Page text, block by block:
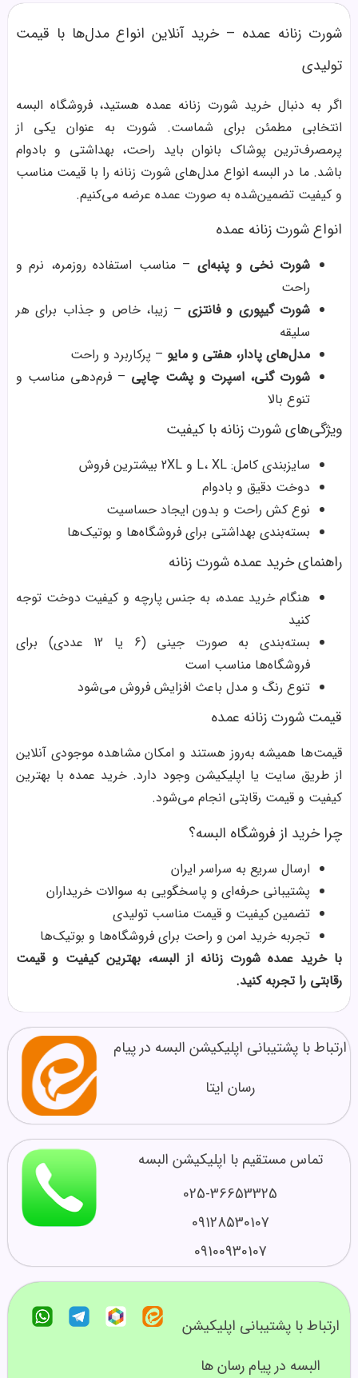
شورت زنانه عمده – خرید آنلاین انواع مدل‌ها با قیمت
تولیدی
اگر به دنبال خرید شورت زنانه عمده هستید، فروشگاه البسه
انتخابی مطمئن برای شماست. شورت به عنوان یکی از
پرمصرف‌ترین پوشاک بانوان باید راحت، بهداشتی و بادوام
باشد. ما در البسه انواع مدل‌های شورت زنانه را با قیمت مناسب
و کیفیت تضمین‌شده به صورت عمده عرضه می‌کنیم.
انواع شورت زنانه عمده
شورت نخی و پنبه‌ای – مناسب استفاده روزمره، نرم و
راحت
شورت گیپوری و فانتزی – زیبا، خاص و جذاب برای هر
سلیقه
مدل‌های پادار، هفتی و مایو – پرکاربرد و راحت
شورت گنی، اسپرت و پشت چاپی – فرم‌دهی مناسب و
تنوع بالا
ویژگی‌های شورت زنانه با کیفیت
سایزبندی کامل: L، XL و 2XL بیشترین فروش
دوخت دقیق و بادوام
نوع کش راحت و بدون ایجاد حساسیت
بسته‌بندی بهداشتی برای فروشگاه‌ها و بوتیک‌ها
راهنمای خرید عمده شورت زنانه
هنگام خرید عمده، به جنس پارچه و کیفیت دوخت توجه
کنید
بسته‌بندی به صورت جینی (6 یا 12 عددی) برای
فروشگاه‌ها مناسب است
تنوع رنگ و مدل باعث افزایش فروش می‌شود
قیمت شورت زنانه عمده
قیمت‌ها همیشه به‌روز هستند و امکان مشاهده موجودی آنلاین
از طریق سایت یا اپلیکیشن وجود دارد. خرید عمده با بهترین
کیفیت و قیمت رقابتی انجام می‌شود.
چرا خرید از فروشگاه البسه؟
ارسال سریع به سراسر ایران
پشتیبانی حرفه‌ای و پاسخگویی به سوالات خریداران
تضمین کیفیت و قیمت مناسب تولیدی
تجربه خرید امن و راحت برای فروشگاه‌ها و بوتیک‌ها
با خرید عمده شورت زنانه از البسه، بهترین کیفیت و قیمت
رقابتی را تجربه کنید.
ارتباط با پشتیبانی اپلیکیشن البسه در پیام
رسان ایتا
تماس مستقیم با اپلیکیشن البسه
025-36653325
09128530107
09100930107
ارتباط با پشتیبانی اپلیکیشن
البسه در پیام رسان ها